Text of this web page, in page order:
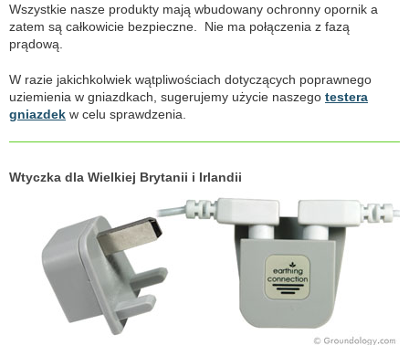
Wszystkie nasze produkty mają wbudowany ochronny opornik a
zatem są całkowicie bezpieczne. Nie ma połączenia z fazą
prądową.
W razie jakichkolwiek wątpliwościach dotyczących poprawnego
uziemienia w gniazdkach, sugerujemy użycie naszego testera
gniazdek w celu sprawdzenia.
Wtyczka dla Wielkiej Brytanii i Irlandii